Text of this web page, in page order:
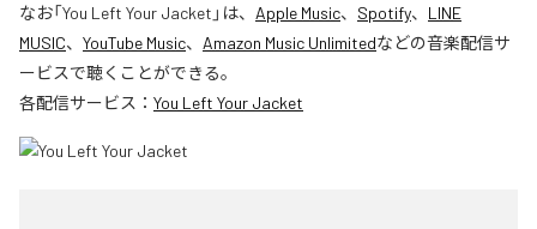
なお「You Left Your Jacket 」は、 Apple Music、 Spotify、 LINE
MUSIC、 YouTube Music、 Amazon Music Unlimitedなどの音楽配信サ
ービスで聴くことができる。
各配信サービス： You Left Your Jacket